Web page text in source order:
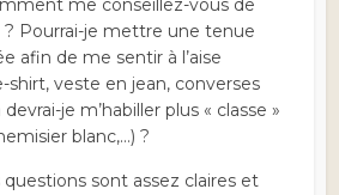
me conseillez-vous de
? Pourrai-je mettre une tenue
afin de me sentir à l’aise
shirt, veste en jean, converses
je m’habiller plus « classe »
blanc,…) ?
questions sont assez claires et